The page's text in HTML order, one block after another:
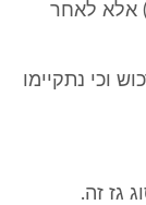
אלא לאחר
וכי נתקיימו
גז זה.